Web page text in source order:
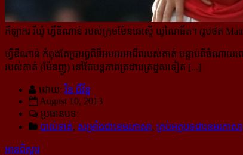
កីឡាករ រីយ៉ូ ហ្វឺឌីណាន់ របស់ក្រុមម៉ែនឆេស្ទើ យូណៃធីត។ (រូបថត
ហ្វឺឌីណាន់ កំពុងតែប្រារព្ធពិធីអបអរអាជីពរបស់គាត់ បន្ទាប់ពីចំណា
របស់គាត់ (ម៉ែនញូ) នៅតែបន្តភាពត្រដាបត្រដួសទៀត [...]
ដោយ: វិន ជីវ័ន្ត
August 10, 2013
ប្រធានបទ:
បាល់ទាត់, សម្រាំងជាខេមរភាសា, គ្រប់អត្ថបទជាខេមរភាសា
អានពិស្ដារ